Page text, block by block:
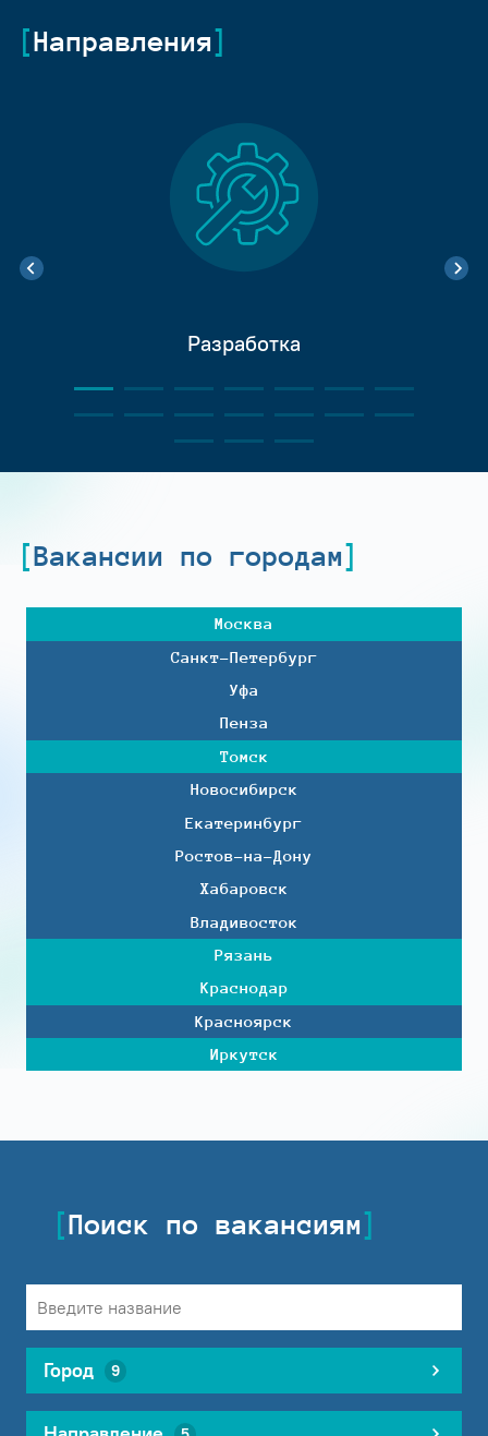
Направления
Разработка
Вакансии по городам
Москва
Санкт-Петербург
Уфа
Пенза
Томск
Новосибирск
Екатеринбург
Ростов-на-Дону
Хабаровск
Владивосток
Рязань
Краснодар
Красноярск
Иркутск
Поиск по вакансиям
Город 9